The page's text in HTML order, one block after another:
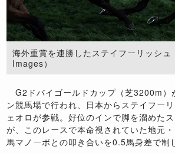
海外重賞を連勝したステイフーリッシ
Images）
G2ドバイゴールドカップ（芝3200m）
ン競馬場で行われ、日本からステイフー
ェオロが参戦。好位のインで脚を溜めた
が、このレースで本命視されていた地元
馬マノーボとの叩き合いを0.5馬身差で制